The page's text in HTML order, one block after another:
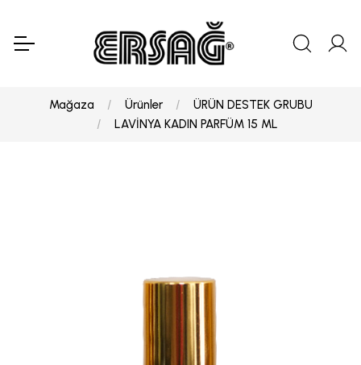
Mağaza Ürünler
ÜRÜN DESTEK GRUBU
LAVİNYA KADIN PARFÜM 15 ML